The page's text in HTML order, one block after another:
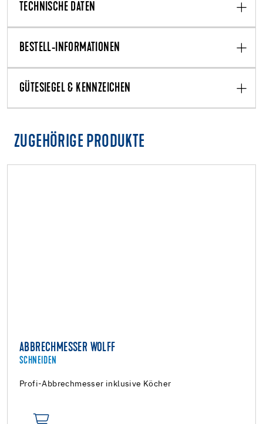
TECHNISCHE DATEN
BESTELL-INFORMATIONEN
GÜTESIEGEL & KENNZEICHEN
ZUGEHÖRIGE PRODUKTE
ABBRECHMESSER WOLFF
SCHNEIDEN
Profi-Abbrechmesser inklusive Köcher